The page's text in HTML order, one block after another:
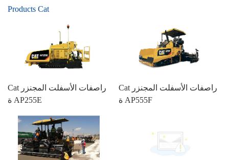
Products Cat
Cat راصفات الأسفلت المجنزر
ة AP255E
Cat راصفات الأسفلت المجنزر
ة AP555F